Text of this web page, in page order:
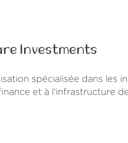
Investments
spécialisée dans les
et à l'infrastructure